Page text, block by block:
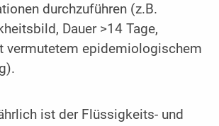
durchzuführen (z.B.
Dauer >14 Tage,
vermutetem epidemiologischem
ist der Flüssigkeits- und